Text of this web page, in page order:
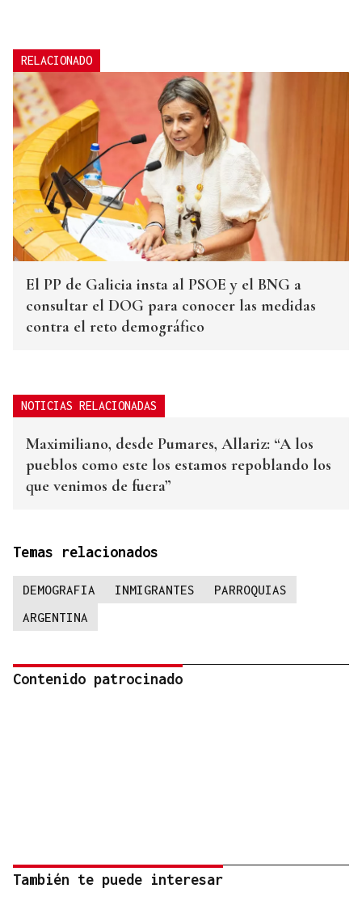
RELACIONADO
El PP de Galicia insta al PSOE y el BNG a
consultar el DOG para conocer las medidas
contra el reto demográfico
NOTICIAS RELACIONADAS
Maximiliano, desde Pumares, Allariz: “A los
pueblos como este los estamos repoblando los
que venimos de fuera”
Temas relacionados
DEMOGRAFIA INMIGRANTES
PARROQUIAS
ARGENTINA
Contenido patrocinado
También te puede interesar